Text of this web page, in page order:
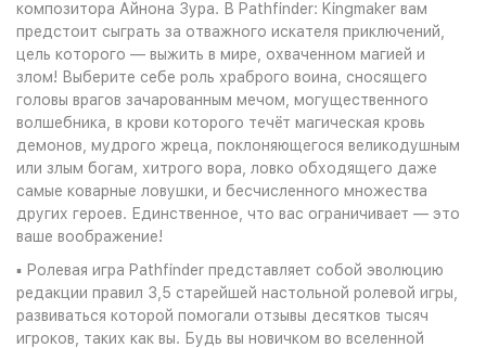
композитора Айнона Зура. В Pathfinder: Kingmaker вам
предстоит сыграть за отважного искателя приключений,
цель которого — выжить в мире, охваченном магией и
злом! Выберите себе роль храброго воина, сносящего
головы врагов зачарованным мечом, могущественного
волшебника, в крови которого течёт магическая кровь
демонов, мудрого жреца, поклоняющегося великодушным
или злым богам, хитрого вора, ловко обходящего даже
самые коварные ловушки, и бесчисленного множества
других героев. Единственное, что вас ограничивает — это
ваше воображение!
▪ Ролевая игра Pathfinder представляет собой эволюцию
редакции правил 3,5 старейшей настольной ролевой игры,
развиваться которой помогали отзывы десятков тысяч
игроков, таких как вы. Будь вы новичком во вселенной